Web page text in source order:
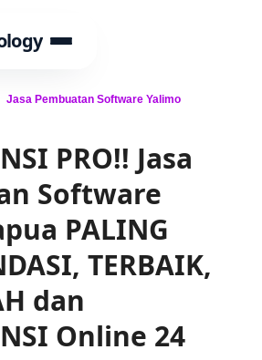
Jasa Pembuatan Software Yalimo
PRO!! Jasa
Software
PALING
TERBAIK,
dan
Online 24